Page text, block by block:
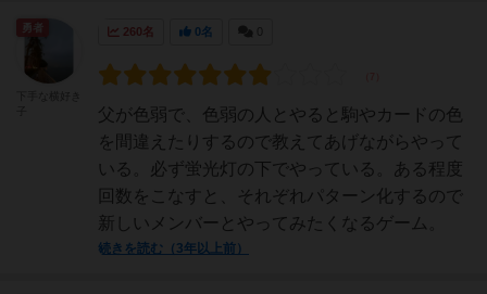
260名 0名
父が色弱で、色弱の人とやると駒やカードの色
を間違えたりするので教えてあげながらやって
いる。必ず蛍光灯の下でやっている。ある程度
回数をこなすと、それぞれパターン化するので
新しいメンバーとやってみたくなるゲーム。
続きを読む（3年以上前）